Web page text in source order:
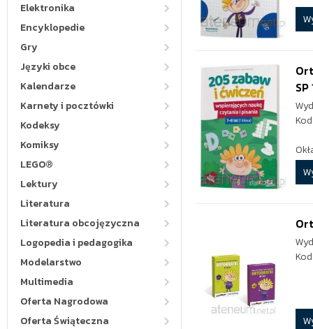
Elektronika
Encyklopedie
Gry
Języki obce
Kalendarze
Karnety i pocztówki
Kodeksy
Komiksy
LEGO®
Lektury
Literatura
Literatura obcojęzyczna
Logopedia i pedagogika
Modelarstwo
Multimedia
Oferta Nagrodowa
Oferta Świąteczna
SP